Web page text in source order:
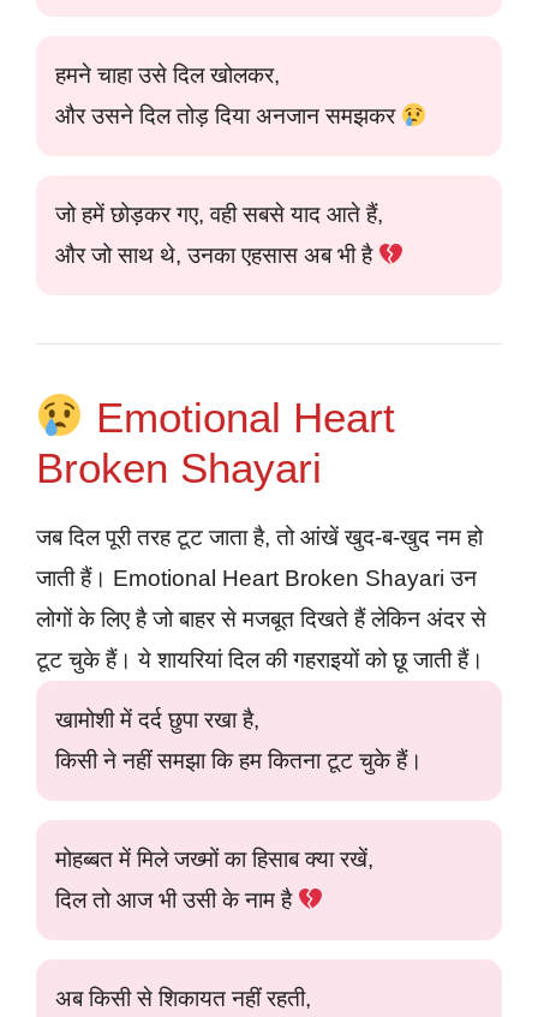
हमने चाहा उसे दिल खोलकर,
और उसने दिल तोड़ दिया अनजान समझकर
जो हमें छोड़कर गए, वही सबसे याद आते हैं,
और जो साथ थे, उनका एहसास अब भी है
Emotional Heart
Broken Shayari
जब दिल पूरी तरह टूट जाता है, तो आंखें खुद-ब-खुद नम हो
जाती हैं। Emotional Heart Broken Shayari उन
लोगों के लिए है जो बाहर से मजबूत दिखते हैं लेकिन अंदर से
टूट चुके हैं। ये शायरियां दिल की गहराइयों को छू जाती हैं।
खामोशी में दर्द छुपा रखा है,
किसी ने नहीं समझा कि हम कितना टूट चुके हैं।
मोहब्बत में मिले जख्मों का हिसाब क्या रखें,
दिल तो आज भी उसी के नाम है
अब किसी से शिकायत नहीं रहती,